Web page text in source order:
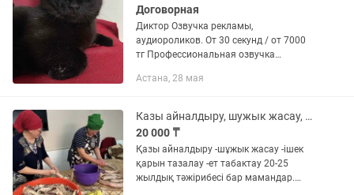
Договорная
Диктор Озвучка рекламы,
аудиороликов. От 30 секунд / от 7000
тг Профессиональная озвучка
Большой опыт работы на телевидении.
Астана, 28 мая
Казы айналдыру, шужык жасау, касапшы мясник
20 000 ₸
Қазы айналдыру -шұжык жасау -ішек
қарын тазалау -ет табактау 20-25
жылдық тәжірибесі бар мамандар.